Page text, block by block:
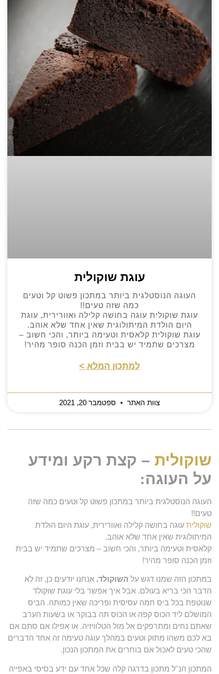
עוגת שוקולית
העוגה הנוסטלגית ביותר במתכון פשוט קל וטעים
כמה שזה טעים!!
עוגת שוקולית עוגה בחושה קלילה ואוורירית, עוגת
היום הולדת המיתולוגית שאין אחד שלא אוהב.
עוגת שוקולית קלאסית וטעימה ביותר, והכי חשוב –
מצרכים שתמיד יש בבית וזמן הכנה סופר מהיר!
למתכון המלא >
צוות האתר ספטמבר 20, 2021
שוקולית – קצת רקע ומידע
על העוגה:
העוגה הנוסטלגית ביותר במתכון פשוט קל וטעים כמה שזה
טעים!!
שוקולית עוגה בחושה קלילה ואוורירית, עוגת היום הולדת
המיתולוגית שאין אחד שלא אוהב.
קלאסית וטעימה ביותר, והכי חשוב – מצרכים שתמיד יש בבית
וזמן הכנה סופר מהיר!
במתכון הזה שמנו דגש על השוקולד. אנחנו יודעים כן, זה לא
הדבר הכי בריא בעולם. אבל איך אפשר בלי עוגת שוקולד
שנוטפת בכל ביס חמה עסיסית ופריכה שאין כמותה. הביס
המושלם ליד הכוס קפה או הכוס תה בבוקר או בשעות הערב
שאתם נחים ומתרפקים אל מול הטלוויזיה. או אפילו אם סתם אם
בא לכם משהו מתוק וטעים במהלך עוגה טעימה זה אחד הדברים
שהכי טעים לאכול אם בוחרים את המתכון הנכון.
המתכון הנ"ל מתכון בדרגה קלה שכל אחד עם ידע בסיסי באפייה